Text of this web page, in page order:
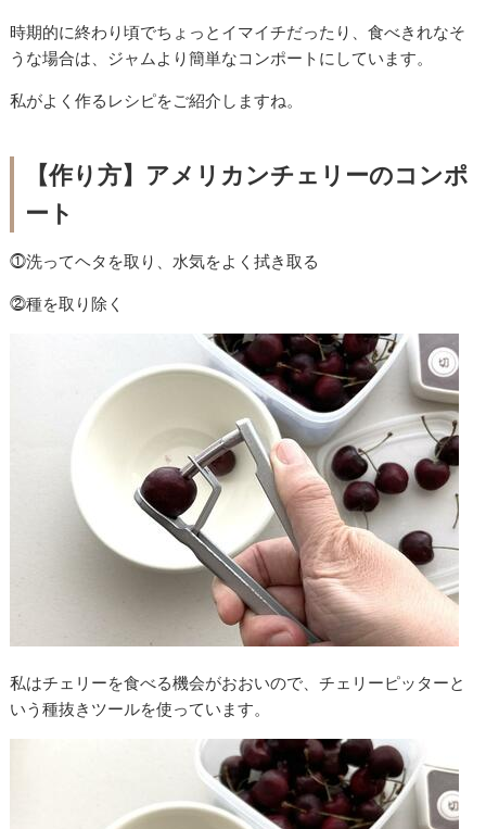
時期的に終わり頃でちょっとイマイチだったり、食べきれなそ
うな場合は、ジャムより簡単なコンポートにしています。
私がよく作るレシピをご紹介しますね。
【作り方】アメリカンチェリーのコンポ
ート
⓵洗ってヘタを取り、水気をよく拭き取る
⓶種を取り除く
私はチェリーを食べる機会がおおいので、チェリーピッターと
いう種抜きツールを使っています。